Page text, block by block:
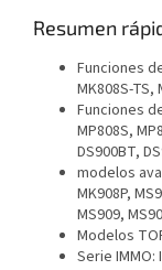
Resumen
Funciones
MK808S-TS,
Funciones
MP808S,
DS900BT,
modelos
MK908P,
MS909,
Modelos
Serie IMMO: